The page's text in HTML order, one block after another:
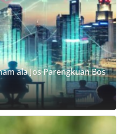
ala Jos Parengkuan Bos